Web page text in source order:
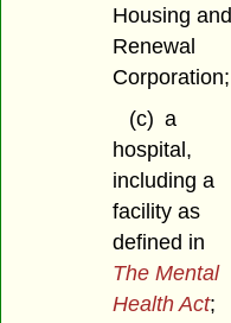
Housing and
Renewal
Corporation;
(c) a
hospital,
including a
facility as
defined in
The Mental
Health Act;